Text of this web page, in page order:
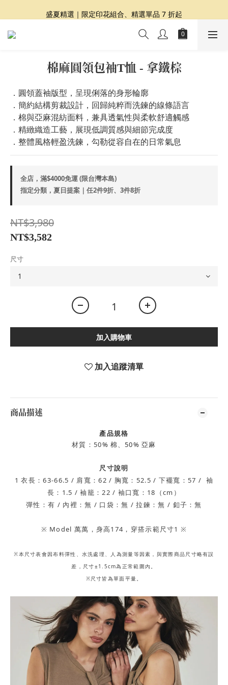
夏日提案 3 件再 8 折｜三種夏日風格一次收藏
盛夏精選｜限定印花組合、精選單品 7 折起
Dragon Diffusion 年度預購會展開｜7/30-8/30
棉麻圓領包袖T恤 - 拿鐵棕
．圓領蓋袖版型，呈現俐落的身形輪廓
．簡約結構剪裁設計，回歸純粹而洗鍊的線條語言
．棉與亞麻混紡面料，兼具透氣性與柔軟舒適觸感
．精緻織造工藝，展現低調質感與細節完成度
．整體風格輕盈洗鍊，勾勒從容自在的日常氣息
全店，滿$4000免運 (限台灣本島)
指定分類，夏日提案｜任2件9折、3件8折
NT$3,980
NT$3,582
尺寸
加入購物車
加入追蹤清單
商品描述
產品規格
材質：50% 棉、50% 亞麻
尺寸說明
1 衣長：63-66.5 / 肩寬：62 / 胸寬：52.5 / 下襬寬：57 / 袖
長：1.5 / 袖籠：22 / 袖口寬：18（cm）
彈性：有 / 內裡：無 / 口袋：無 / 拉鍊：無 / 釦子：無
※ Model 萬萬，身高174，穿搭示範尺寸1 ※
※本尺寸表會因布料彈性、水洗處理、人為測量等因素，與實際商品尺寸略有誤
差，尺寸±1.5cm為正常範圍內。
※尺寸皆為單面平量。